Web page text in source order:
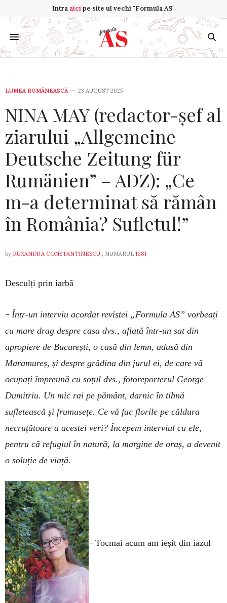
Intra aicipe site ul vechi "Formula AS"
LUMEA ROMÂNEASCĂ 23 AUGUST 2025
NINA MAY (redactor-șef al
ziarului „Allgemeine
Deutsche Zeitung für
Rumänien” – ADZ): „Ce
m-a determinat să rămân
în România? Sufletul!”
by RUXANDRA CONSTANTINESCU , NUMĂRUL 1681
Desculți prin iarbă
– Într-un interviu acordat revistei „Formula AS” vorbeați
cu mare drag despre casa dvs., aflată într-un sat din
apropiere de București, o casă din lemn, adusă din
Maramureș, și despre grădina din jurul ei, de care vă
ocupați împreună cu soțul dvs., fotoreporterul George
Dumitriu. Un mic rai pe pământ, darnic în tihnă
sufletească și frumusețe. Ce vă fac florile pe căldura
necruțătoare a acestei veri? Începem interviul cu ele,
pentru că refugiul în natură, la margine de oraș, a devenit
o soluție de viață.
– Tocmai acum am ieșit din iazul